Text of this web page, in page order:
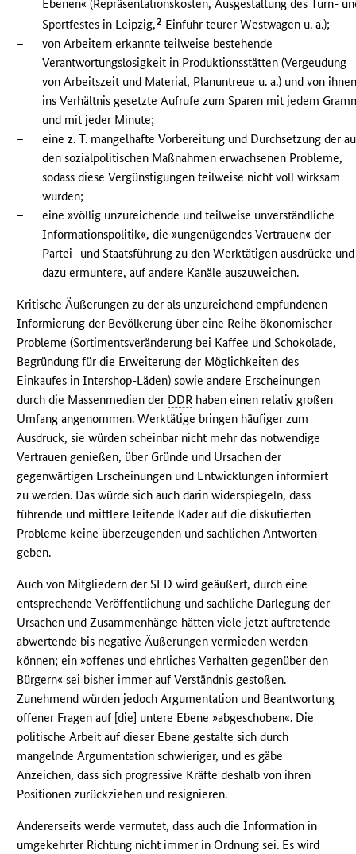
Ebenen« (Repräsentationskosten, Ausgestaltung des Turn-
Sportfestes in Leipzig,2 Einfuhr teurer Westwagen u. a.);
–
von Arbeitern erkannte teilweise bestehende
Verantwortungslosigkeit in Produktionsstätten (Vergeudung
von Arbeitszeit und Material, Planuntreue u. a.) und von
ins Verhältnis gesetzte Aufrufe zum Sparen mit jedem
und mit jeder Minute;
–
eine z. T. mangelhafte Vorbereitung und Durchsetzung der
den sozialpolitischen Maßnahmen erwachsenen Probleme,
sodass diese Vergünstigungen teilweise nicht voll wirksam
wurden;
–
eine »völlig unzureichende und teilweise unverständliche
Informationspolitik«, die »ungenügendes Vertrauen« der
Partei- und Staatsführung zu den Werktätigen ausdrücke und
dazu ermuntere, auf andere Kanäle auszuweichen.
Kritische Äußerungen zu der als unzureichend empfundenen
Informierung der Bevölkerung über eine Reihe ökonomischer
Probleme (Sortimentsveränderung bei Kaffee und Schokolade,
Begründung für die Erweiterung der Möglichkeiten des
Einkaufes in Intershop-Läden) sowie andere Erscheinungen
durch die Massenmedien der DDR haben einen relativ großen
Umfang angenommen. Werktätige bringen häufiger zum
Ausdruck, sie würden scheinbar nicht mehr das notwendige
Vertrauen genießen, über Gründe und Ursachen der
gegenwärtigen Erscheinungen und Entwicklungen informiert
zu werden. Das würde sich auch darin widerspiegeln, dass
führende und mittlere leitende Kader auf die diskutierten
Probleme keine überzeugenden und sachlichen Antworten
geben.
Auch von Mitgliedern derSED wird geäußert, durch eine
entsprechende Veröffentlichung und sachliche Darlegung der
Ursachen und Zusammenhänge hätten viele jetzt auftretende
abwertende bis negative Äußerungen vermieden werden
können; ein »offenes und ehrliches Verhalten gegenüber den
Bürgern« sei bisher immer auf Verständnis gestoßen.
Zunehmend würden jedoch Argumentation und Beantwortung
offener Fragen auf [die] untere Ebene »abgeschoben«. Die
politische Arbeit auf dieser Ebene gestalte sich durch
mangelnde Argumentation schwieriger, und es gäbe
Anzeichen, dass sich progressive Kräfte deshalb von ihren
Positionen zurückziehen und resignieren.
Andererseits werde vermutet, dass auch die Information in
umgekehrter Richtung nicht immer in Ordnung sei. Es wird